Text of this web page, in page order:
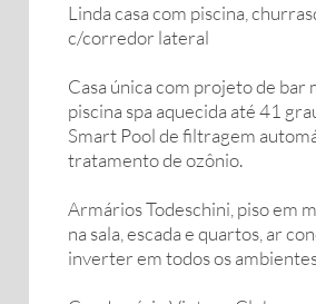
Linda casa com piscina,
c/corredor lateral
Casa única com projeto de bar
piscina spa aquecida até 41
Smart Pool de filtragem
tratamento de ozônio.
Armários Todeschini, piso em
na sala, escada e quartos, ar
inverter em todos os